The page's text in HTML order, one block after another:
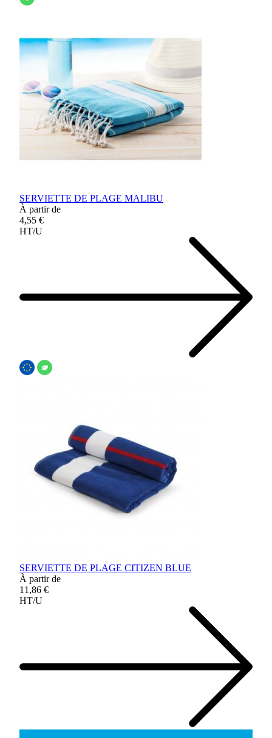
SERVIETTE DE PLAGE MALIBU
À partir de
4,55 €
HT/U
SERVIETTE DE PLAGE CITIZEN BLUE
À partir de
11,86 €
HT/U